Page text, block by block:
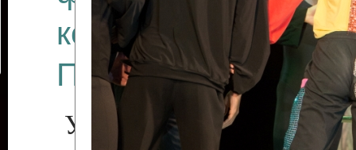
коллективов
Приднестровского
Участники фестиваля: